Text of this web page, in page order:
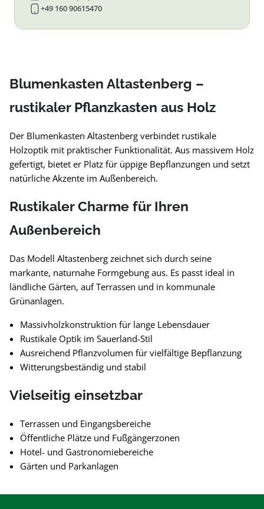
+49 160 90615470
Blumenkasten Altastenberg –
rustikaler Pflanzkasten aus Holz
Der Blumenkasten Altastenberg verbindet rustikale
Holzoptik mit praktischer Funktionalität. Aus massivem Holz
gefertigt, bietet er Platz für üppige Bepflanzungen und setzt
natürliche Akzente im Außenbereich.
Rustikaler Charme für Ihren
Außenbereich
Das Modell Altastenberg zeichnet sich durch seine
markante, naturnahe Formgebung aus. Es passt ideal in
ländliche Gärten, auf Terrassen und in kommunale
Grünanlagen.
Massivholzkonstruktion für lange Lebensdauer
Rustikale Optik im Sauerland-Stil
Ausreichend Pflanzvolumen für vielfältige Bepflanzung
Witterungsbeständig und stabil
Vielseitig einsetzbar
Terrassen und Eingangsbereiche
Öffentliche Plätze und Fußgängerzonen
Hotel- und Gastronomiebereiche
Gärten und Parkanlagen